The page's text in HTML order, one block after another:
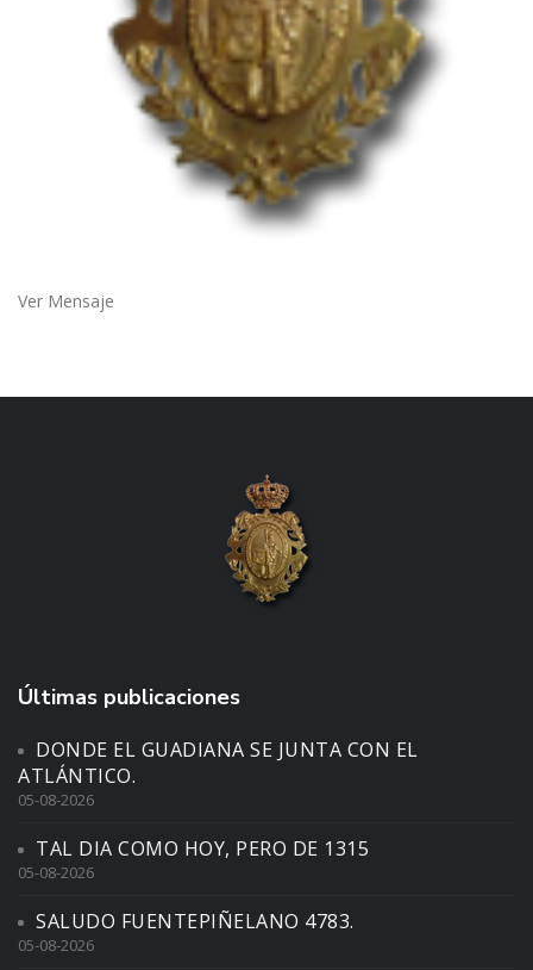
Ver Mensaje
Últimas publicaciones
DONDE EL GUADIANA SE JUNTA CON EL
ATLÁNTICO.
05-08-2026
TAL DIA COMO HOY, PERO DE 1315
05-08-2026
SALUDO FUENTEPIÑELANO 4783.
05-08-2026